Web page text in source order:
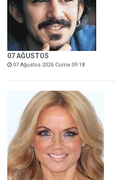
07 AĞUSTOS
07 Ağustos 2026 Cuma 09:18